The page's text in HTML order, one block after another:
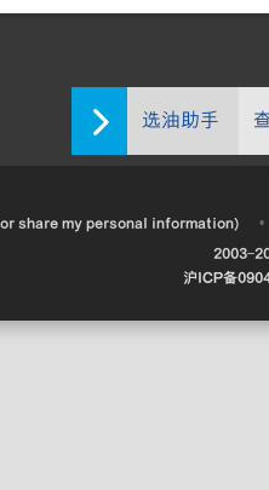
选油助手
share my personal information) •
2003-
沪ICP备